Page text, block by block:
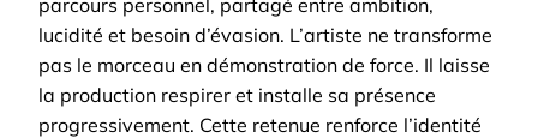
lucidité et besoin d’évasion. L’artiste ne transforme
pas le morceau en démonstration de force. Il laisse
la production respirer et installe sa présence
progressivement. Cette retenue renforce l’identité